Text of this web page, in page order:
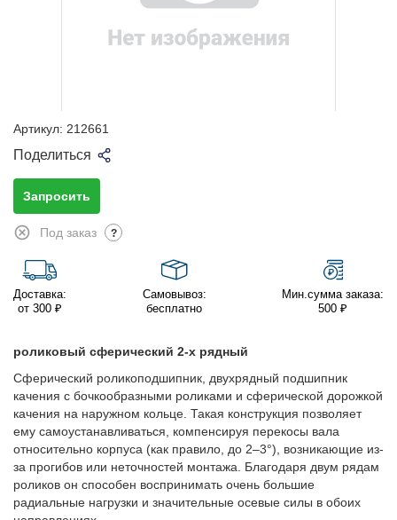
Артикул: 212661
Поделиться
Запросить
Под заказ ?
Доставка:
от 300 ₽
Самовывоз:
бесплатно
Мин.сумма заказа:
500 ₽
роликовый сферический 2-х рядный
Сферический роликоподшипник, двухрядный подшипник
качения с бочкообразными роликами и сферической дорожкой
качения на наружном кольце. Такая конструкция позволяет
ему самоустанавливаться, компенсируя перекосы вала
относительно корпуса (как правило, до 2–3°), возникающие из-
за прогибов или неточностей монтажа. Благодаря двум рядам
роликов он способен воспринимать очень большие
радиальные нагрузки и значительные осевые силы в обоих